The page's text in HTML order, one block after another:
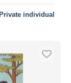
Private individual